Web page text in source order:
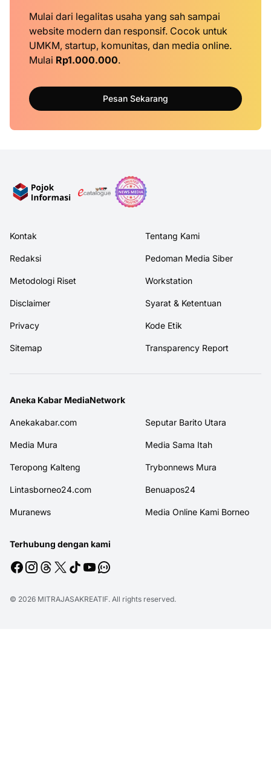
Mulai dari legalitas usaha yang sah sampai
website modern dan responsif. Cocok untuk
UMKM, startup, komunitas, dan media online.
Mulai Rp1.000.000.
Pesan Sekarang
Kontak Tentang Kami
Redaksi Pedoman Media Siber
Metodologi Riset Workstation
Disclaimer Syarat & Ketentuan
Privacy Kode Etik
Sitemap Transparency Report
Aneka Kabar MediaNetwork
Anekakabar.com Seputar Barito Utara
Media Mura Media Sama Itah
Teropong Kalteng Trybonnews Mura
Lintasborneo24.com Benuapos24
Muranews Media Online Kami Borneo
Terhubung dengan kami
© 2026 MITRAJASAKREATIF. All rights reserved.